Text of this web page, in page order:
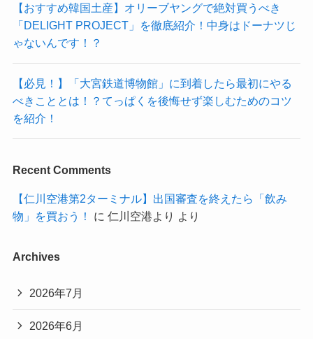
【おすすめ韓国土産】オリーブヤングで絶対買うべき
「DELIGHT PROJECT」を徹底紹介！中身はドーナツじ
ゃないんです！？
【必見！】「大宮鉄道博物館」に到着したら最初にやる
べきこととは！？てっぱくを後悔せず楽しむためのコツ
を紹介！
Recent Comments
【仁川空港第2ターミナル】出国審査を終えたら「飲み
物」を買おう！
に 仁川空港より より
Archives
2026年7月
2026年6月